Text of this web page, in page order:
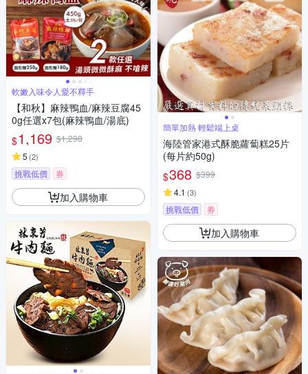
軟嫩入味令人愛不釋手
【和秋】麻辣鴨血/麻辣豆腐45
0g任選x7包(麻辣鴨血/湯底)
$1,169 $1,298
5 (2)
挑戰低價 券
加入購物車
簡單加熱 輕鬆端上桌
海陸管家港式酥脆蘿蔔糕25片
(每片約50g)
$368 $399
4.1 (3)
挑戰低價 券
加入購物車